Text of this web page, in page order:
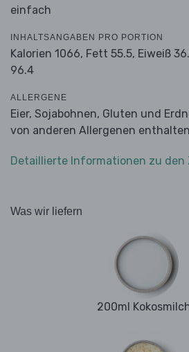
einfach
INHALTSANGABEN PRO PORTION
Kalorien 1066, Fett 55.5, Eiweiß
96.4
ALLERGENE
Eier, Sojabohnen, Gluten und
von anderen Allergenen
Detaillierte Informationen zu den
Was wir liefern
200ml